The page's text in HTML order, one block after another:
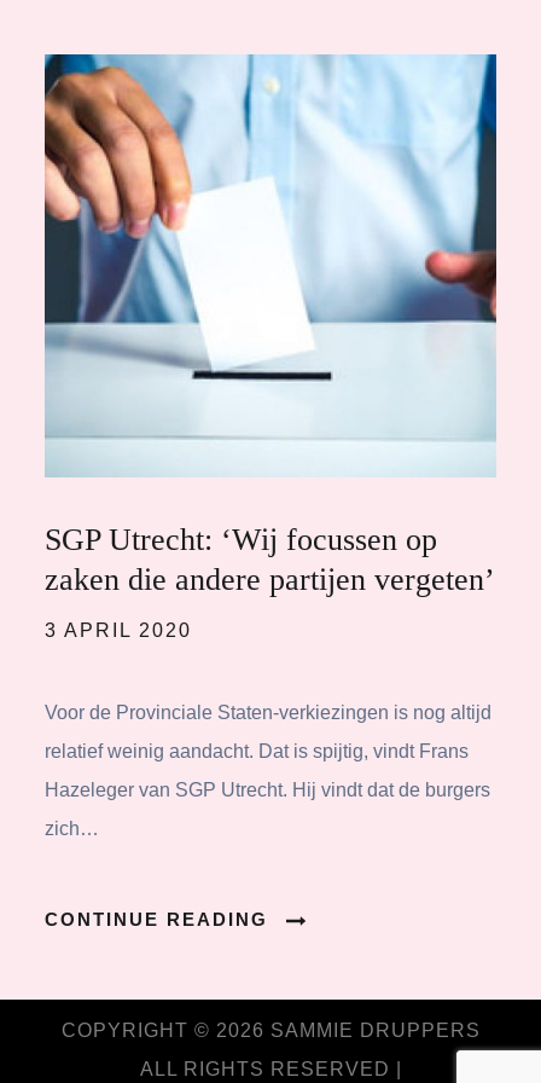
SGP Utrecht: ‘Wij focussen op
zaken die andere partijen vergeten’
Posted
3 APRIL 2020
Voor de Provinciale Staten-verkiezingen is nog altijd
relatief weinig aandacht. Dat is spijtig, vindt Frans
Hazeleger van SGP Utrecht. Hij vindt dat de burgers
zich…
CONTINUE READING
COPYRIGHT © 2026 SAMMIE DRUPPERS
ALL RIGHTS RESERVED |